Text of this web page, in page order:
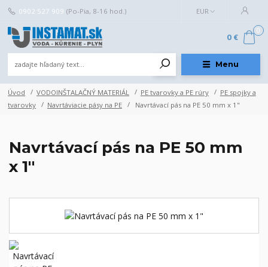
Menu
EUR
0902 527 909 (Po-Pia, 8-16 hod.)
0
0 €
Úvod VODOINŠTALAČNÝ MATERIÁL PE tvarovky a PE rúry
PE spojky a
tvarovky
Navrtáviacie pásy na PE Navrtávací pás na PE 50 mm x 1"
Navrtávací pás na PE 50 mm
x 1"